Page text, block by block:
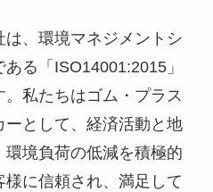
、環境マネジメントシ
る「ISO14001:2015」
私たちはゴム・プラス
として、経済活動と地
境負荷の低減を積極的
に信頼され、満足して